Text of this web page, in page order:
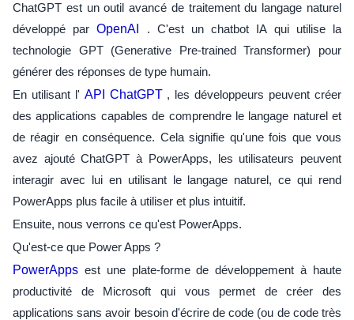
ChatGPT est un outil avancé de traitement du langage naturel
développé parOpenAI
. C'est un chatbot IA qui utilise la
technologie GPT (Generative Pre-trained Transformer) pour
générer des réponses de type humain.
En utilisant l' API ChatGPT, les développeurs peuvent créer
des applications capables de comprendre le langage naturel et
de réagir en conséquence. Cela signifie qu'une fois que vous
avez ajouté ChatGPT à PowerApps, les utilisateurs peuvent
interagir avec lui en utilisant le langage naturel, ce qui rend
PowerApps plus facile à utiliser et plus intuitif.
Ensuite, nous verrons ce qu'est PowerApps.
Qu'est-ce que Power Apps ?
PowerApps est une plate-forme de développement à haute
productivité de Microsoft qui vous permet de créer des
applications sans avoir besoin d'écrire de code (ou de code très